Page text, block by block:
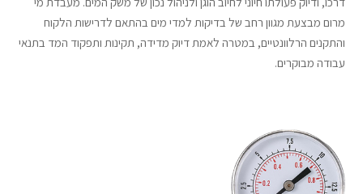
מרום מבצעת מגוון רחב של בדיקות למדי מים בהתאם לדרישות הלקוח
והתקנים הרלוונטיים, במטרה לאמת דיוק מדידה, תקינות ותפקוד המד בתנאי
עבודה מבוקרים.